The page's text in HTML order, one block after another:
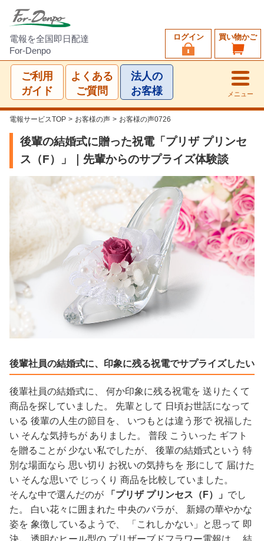
電報を全国即日配達
For-Denpo
買い物かご
ログイン
ご利用
ガイド
よくある
ご質問
法人の
お客様
メニュー
電報サービスTOP > お客様の声 > お客様の声0726
後輩の結婚式に贈った祝電「プリザ プリンセ
ス（F）」｜先輩からのサプライズ体験談
後輩社員の結婚式に、印象に残る祝電でサプライズしたい
後輩社員の結婚式に、 何か印象に残る祝電を 送りたくて
商品を探していました。 先輩として 日頃お世話になって
いる 後輩の人生の節目を、 いつもとは違う形で 祝福した
い そんな気持ちが ありました。 普段 こういった ギフト
を贈ることが 少ない私でしたが、 後輩の結婚式という 特
別な場面なら 思い切り お祝いの気持ちを 形にして 届けた
い そんな思いで じっくり 商品を比較していました。
そんな中で選んだのが
「プリザ プリンセス（F）」 でし
た。 白い花々に囲まれた 中央のバラが、 新婦の華やかな
姿を 象徴しているようで、 「これしかない」と思って 即
決。 透明なヒール型の プリザーブドフラワー電報は、 結